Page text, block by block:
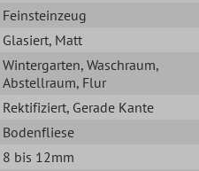
Feinsteinzeug
Glasiert, Matt
Wintergarten, Waschraum,
Abstellraum, Flur
Rektifiziert, Gerade Kante
Bodenfliese
8 bis 12mm